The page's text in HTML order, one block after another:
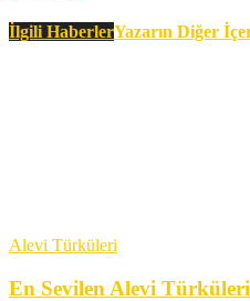
İlgili HaberlerYazarın Diğer
Alevi Türküleri
En Sevilen Alevi Türküleri